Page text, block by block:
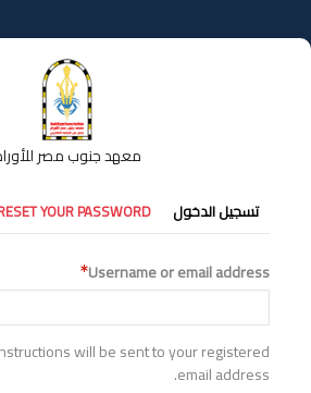
إلى
المحتوى
معهد جنوب مصر
التبويبات
الأساسية
تسجيل الدخول YOUR PASSWORD
Username or email address
will be sent to your registered
email address.